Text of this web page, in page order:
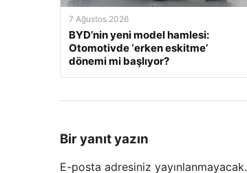
7 Ağustos 2026
BYD’nin yeni model hamlesi:
Otomotivde ‘erken eskitme’
dönemi mi başlıyor?
Bir yanıt yazın
E-posta adresiniz yayınlanmayacak.